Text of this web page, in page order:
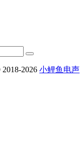
2018-2026小鲤鱼电声